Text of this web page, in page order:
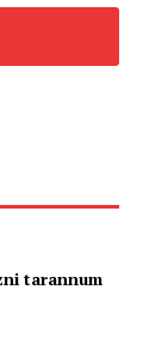
tarannum